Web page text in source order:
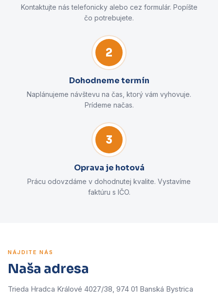
Kontaktujte nás telefonicky alebo cez formulár. Popíšte
čo potrebujete.
2
Dohodneme termín
Naplánujeme návštevu na čas, ktorý vám vyhovuje.
Prídeme načas.
3
Oprava je hotová
Prácu odovzdáme v dohodnutej kvalite. Vystavíme
faktúru s IČO.
NÁJDITE NÁS
Naša adresa
Trieda Hradca Králové 4027/38, 974 01 Banská Bystrica